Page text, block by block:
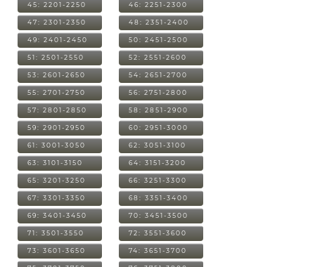
45: 2201-2250 46: 2251-2300
47: 2301-2350 48: 2351-2400
49: 2401-2450 50: 2451-2500
51: 2501-2550 52: 2551-2600
53: 2601-2650 54: 2651-2700
55: 2701-2750 56: 2751-2800
57: 2801-2850 58: 2851-2900
59: 2901-2950 60: 2951-3000
61: 3001-3050 62: 3051-3100
63: 3101-3150 64: 3151-3200
65: 3201-3250 66: 3251-3300
67: 3301-3350 68: 3351-3400
69: 3401-3450 70: 3451-3500
71: 3501-3550 72: 3551-3600
73: 3601-3650 74: 3651-3700